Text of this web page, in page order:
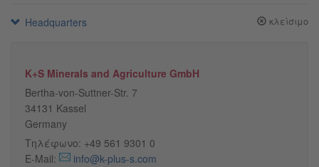
Headquarters κλείσιμο
K+S Minerals and Agriculture GmbH
Bertha-von-Suttner-Str. 7
34131 Kassel
Germany
Τηλέφωνο: +49 561 9301 0
E-Mail:
info@k-plus-s.com